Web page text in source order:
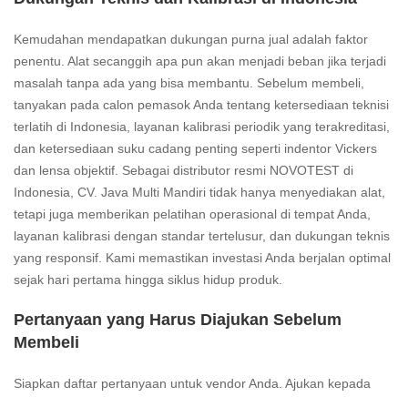
Kemudahan mendapatkan dukungan purna jual adalah faktor
penentu. Alat secanggih apa pun akan menjadi beban jika terjadi
masalah tanpa ada yang bisa membantu. Sebelum membeli,
tanyakan pada calon pemasok Anda tentang ketersediaan teknisi
terlatih di Indonesia, layanan kalibrasi periodik yang terakreditasi,
dan ketersediaan suku cadang penting seperti indentor Vickers
dan lensa objektif. Sebagai distributor resmi NOVOTEST di
Indonesia, CV. Java Multi Mandiri tidak hanya menyediakan alat,
tetapi juga memberikan pelatihan operasional di tempat Anda,
layanan kalibrasi dengan standar tertelusur, dan dukungan teknis
yang responsif. Kami memastikan investasi Anda berjalan optimal
sejak hari pertama hingga siklus hidup produk.
Pertanyaan yang Harus Diajukan Sebelum
Membeli
Siapkan daftar pertanyaan untuk vendor Anda. Ajukan kepada